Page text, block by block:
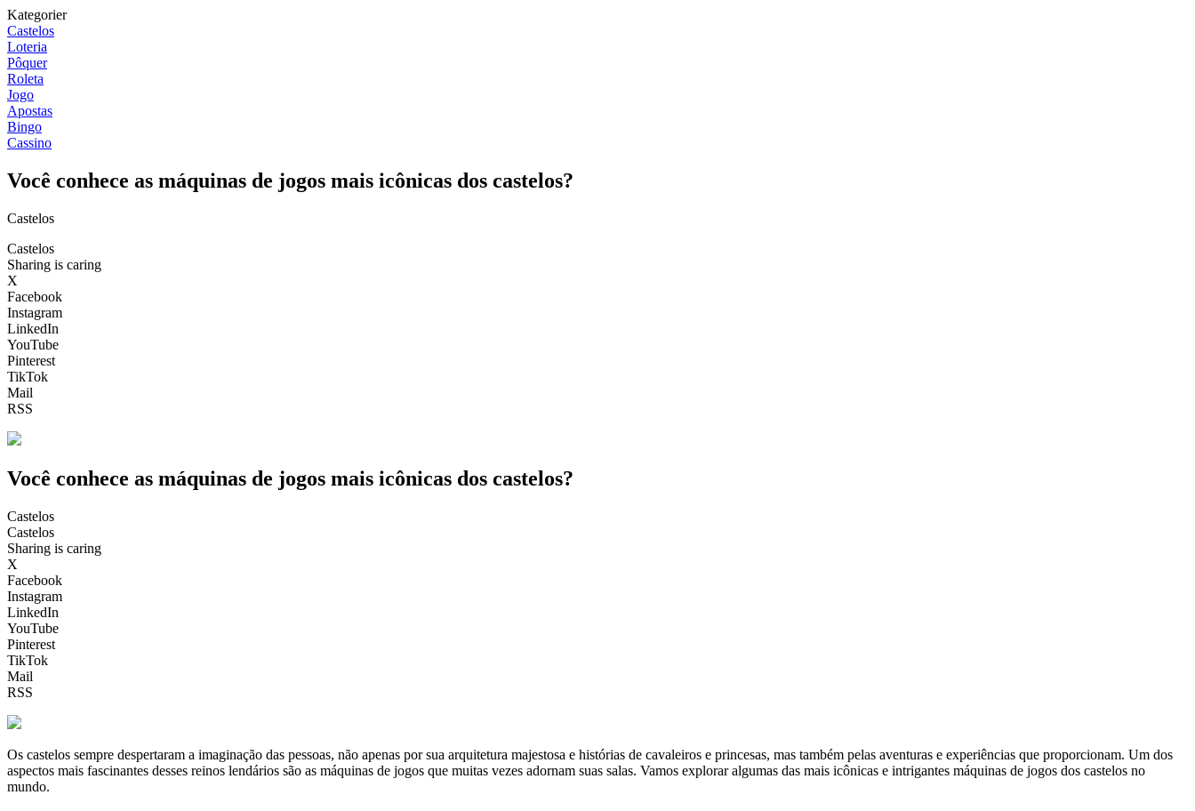
Kategorier
Castelos
Loteria
Pôquer
Roleta
Jogo
Apostas
Bingo
Cassino
Você conhece as máquinas de jogos mais icônicas dos castelos?
Castelos
Castelos
Sharing is caring
X
Facebook
Instagram
LinkedIn
YouTube
Pinterest
TikTok
Mail
RSS
Você conhece as máquinas de jogos mais icônicas dos castelos?
Castelos
Castelos
Sharing is caring
X
Facebook
Instagram
LinkedIn
YouTube
Pinterest
TikTok
Mail
RSS
Os castelos sempre despertaram a imaginação das pessoas, não apenas por sua arquitetura majestosa e histórias de cavaleiros e princesas, mas também pelas aventuras e experiências que proporcionam. Um dos
aspectos mais fascinantes desses reinos lendários são as máquinas de jogos que muitas vezes adornam suas salas. Vamos explorar algumas das mais icônicas e intrigantes máquinas de jogos dos castelos no
mundo.